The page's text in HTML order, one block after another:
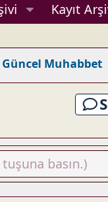
Kayıt
Güncel Muhabbet